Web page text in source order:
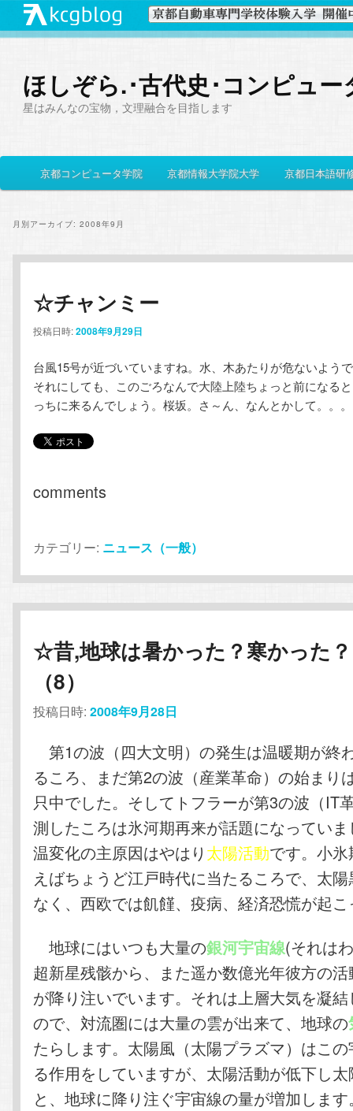
ほしぞら.･古代史･コンピュー
星はみんなの宝物，文理融合を目指します
イ
メ
ン
ン
テ
ン
ツ
サ
コ
テ
ン
ツ
へ
京都コンピュータ学院 京都情報大学院大学 京都日本語研
月別アーカイブ:2008年9月
☆チャンミー
投稿日時:2008年9月29日
台風15号が近づいていますね。水、木あたりが危ないよう
それにしても、このごろなんで大陸上陸ちょっと前になる
っちに来るんでしょう。桜坂。さ～ん、なんとかして。。
comments
カテゴリー: ニュース（一般）
☆昔,地球は暑かった？寒かった？
（8）
投稿日時:2008年9月28日
第1の波（四大文明）の発生は温暖期が終
るころ、まだ第2の波（産業革命）の始まり
只中でした。そしてトフラーが第3の波（IT
測したころは氷河期再来が話題になってい
温変化の主原因はやはり 太陽活動です。小
えばちょうど江戸時代に当たるころで、太
なく、西欧では飢饉、疫病、経済恐慌が起
地球にはいつも大量の銀河宇宙線(それは
超新星残骸から、また遥か数億光年彼方の
が降り注いでいます。それは上層大気を凝
ので、対流圏には大量の雲が出来て、地球の
たらします。太陽風（太陽プラズマ）はこ
る作用をしていますが、太陽活動が低下し
と、地球に降り注ぐ宇宙線の量が増加します